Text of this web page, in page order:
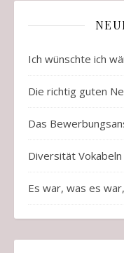
Ich wünschte ich
Die richtig guten
Das
Diversität Vokabeln
Es war, was es